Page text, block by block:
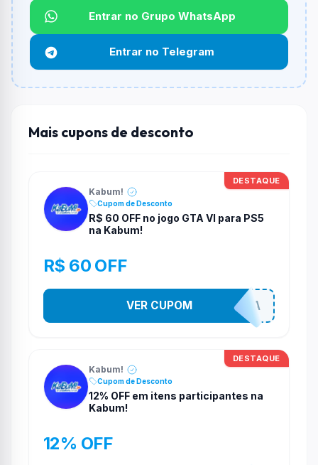
Não informado ou sem limite.
Funciona em qualquer produto?
Não necessariamente. Depende de itens participantes
e alguns vendedores ou produtos especificos podem
não aceitar cupons.
Entrar no Grupo WhatsApp
Entrar no Telegram
Mais cupons de desconto
DESTAQUE
Kabum!
Cupom de Desconto
R$ 60 OFF no jogo GTA VI para PS5
na Kabum!
R$ 60 OFF
GRANDNINJA
VER CUPOM
DESTAQUE
Kabum!
Cupom de Desconto
12% OFF em itens participantes na
Kabum!
12% OFF